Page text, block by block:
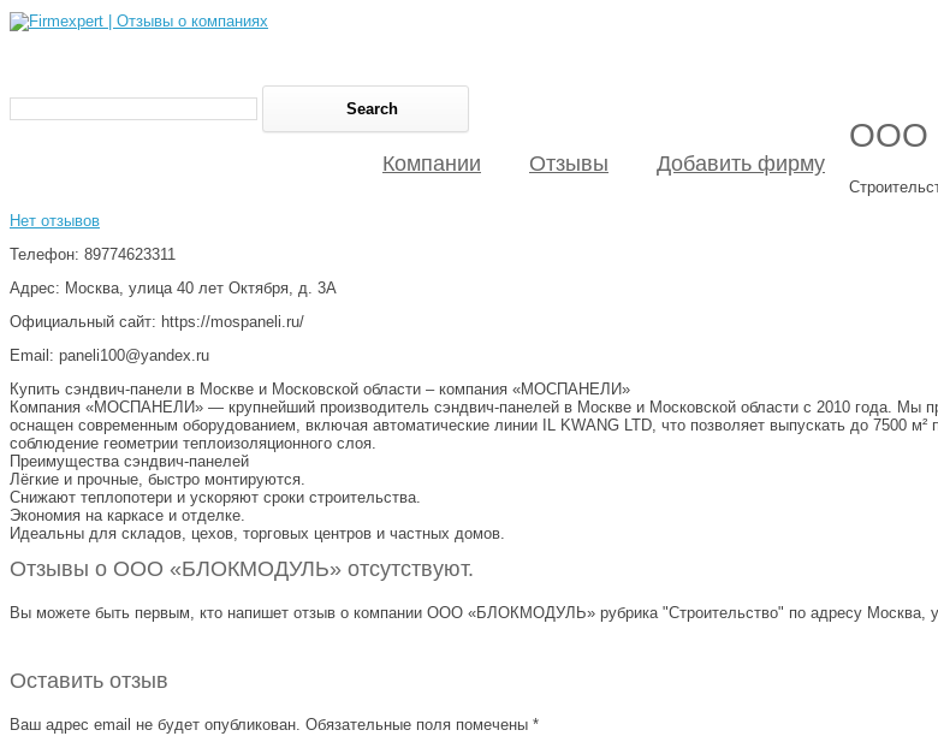
Компании Отзывы Добавить фирму
ООО
Нет отзывов
Телефон: 89774623311
Адрес: Москва, улица 40 лет Октября, д. 3А
Официальный сайт: https://mospaneli.ru/
Email: paneli100@yandex.ru
Купить сэндвич-панели в Москве и Московской области – компания «МОСПАНЕЛИ»
Компания «МОСПАНЕЛИ» — крупнейший производитель сэндвич-панелей в Москве и Московской области с 2010 года. Мы
оснащен современным оборудованием, включая автоматические линии IL KWANG LTD, что позволяет выпускать до 7500 м²
соблюдение геометрии теплоизоляционного слоя.
Преимущества сэндвич-панелей
Лёгкие и прочные, быстро монтируются.
Снижают теплопотери и ускоряют сроки строительства.
Экономия на каркасе и отделке.
Идеальны для складов, цехов, торговых центров и частных домов.
Отзывы о ООО «БЛОКМОДУЛЬ» отсутствуют.
Вы можете быть первым, кто напишет отзыв о компании ООО «БЛОКМОДУЛЬ» рубрика "Строительство" по адресу Москва,
Оставить отзыв
Ваш адрес email не будет опубликован. Обязательные поля помечены *